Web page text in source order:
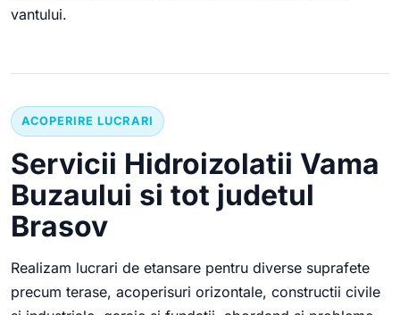
vantului.
ACOPERIRE LUCRARI
Servicii Hidroizolatii Vama
Buzaului si tot judetul
Brasov
Realizam lucrari de etansare pentru diverse suprafete
precum terase, acoperisuri orizontale, constructii civile